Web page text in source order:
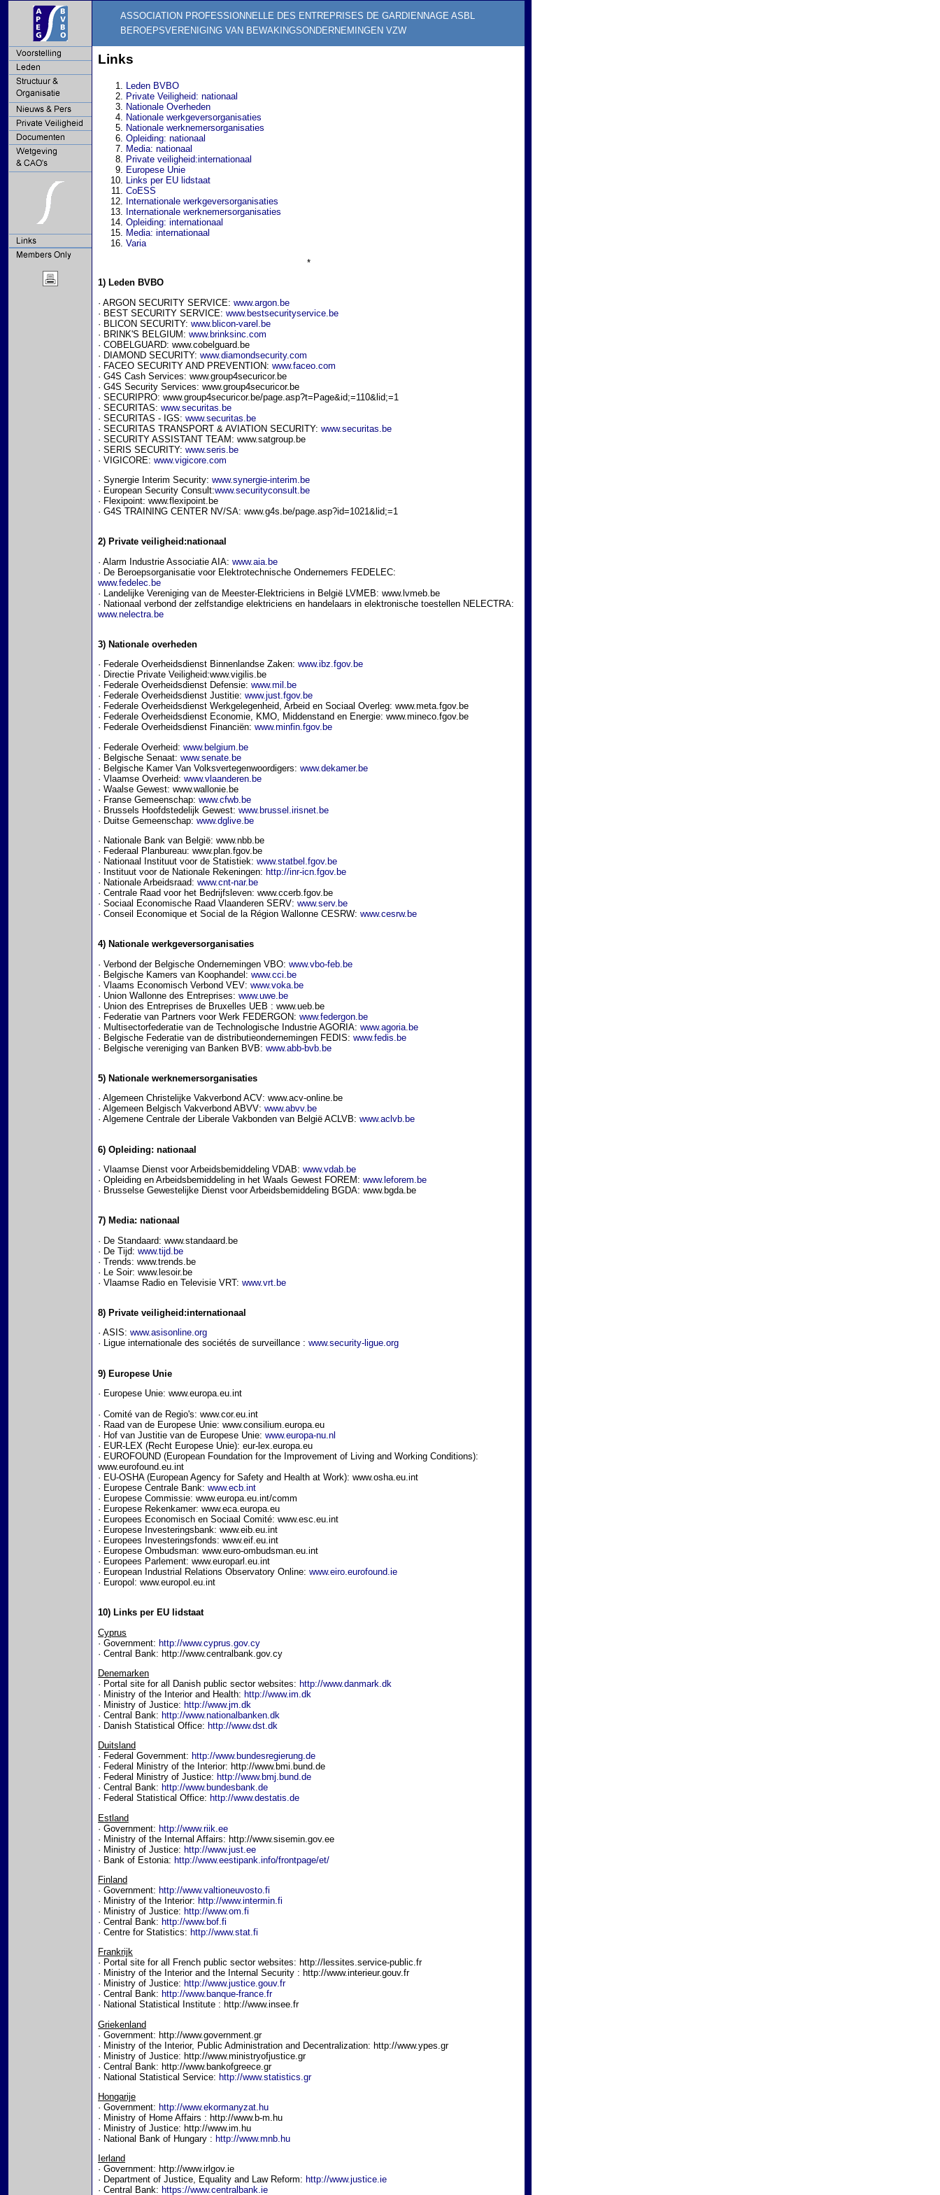
ASSOCIATION PROFESSIONNELLE DES ENTREPRISES DE GARDIENNAGE ASBL
BEROEPSVERENIGING VAN BEWAKINGSONDERNEMINGEN VZW
Links
Leden BVBO
Private Veiligheid: nationaal
Nationale Overheden
Nationale werkgeversorganisaties
Nationale werknemersorganisaties
Opleiding: nationaal
Media: nationaal
Private veiligheid:internationaal
Europese Unie
Links per EU lidstaat
CoESS
Internationale werkgeversorganisaties
Internationale werknemersorganisaties
Opleiding: internationaal
Media: internationaal
Varia
*
1) Leden BVBO
· ARGON SECURITY SERVICE: www.argon.be
· BEST SECURITY SERVICE: www.bestsecurityservice.be
· BLICON SECURITY: www.blicon-varel.be
· BRINK'S BELGIUM: www.brinksinc.com
· COBELGUARD: www.cobelguard.be
· DIAMOND SECURITY: www.diamondsecurity.com
· FACEO SECURITY AND PREVENTION: www.faceo.com
· G4S Cash Services: www.group4securicor.be
· G4S Security Services: www.group4securicor.be
· SECURIPRO: www.group4securicor.be/page.asp?t=Page&id;=110&lid;=1
· SECURITAS: www.securitas.be
· SECURITAS - IGS: www.securitas.be
· SECURITAS TRANSPORT & AVIATION SECURITY: www.securitas.be
· SECURITY ASSISTANT TEAM: www.satgroup.be
· SERIS SECURITY: www.seris.be
· VIGICORE: www.vigicore.com
· Synergie Interim Security: www.synergie-interim.be
· European Security Consult:www.securityconsult.be
· Flexipoint: www.flexipoint.be
· G4S TRAINING CENTER NV/SA: www.g4s.be/page.asp?id=1021&lid;=1
2) Private veiligheid:nationaal
· Alarm Industrie Associatie AIA: www.aia.be
· De Beroepsorganisatie voor Elektrotechnische Ondernemers FEDELEC:
www.fedelec.be
· Landelijke Vereniging van de Meester-Elektriciens in België LVMEB: www.lvmeb.be
· Nationaal verbond der zelfstandige elektriciens en handelaars in elektronische toestellen NELECTRA:
www.nelectra.be
3) Nationale overheden
· Federale Overheidsdienst Binnenlandse Zaken: www.ibz.fgov.be
· Directie Private Veiligheid:www.vigilis.be
· Federale Overheidsdienst Defensie: www.mil.be
· Federale Overheidsdienst Justitie: www.just.fgov.be
· Federale Overheidsdienst Werkgelegenheid, Arbeid en Sociaal Overleg: www.meta.fgov.be
· Federale Overheidsdienst Economie, KMO, Middenstand en Energie: www.mineco.fgov.be
· Federale Overheidsdienst Financiën: www.minfin.fgov.be
· Federale Overheid: www.belgium.be
· Belgische Senaat: www.senate.be
· Belgische Kamer Van Volksvertegenwoordigers: www.dekamer.be
· Vlaamse Overheid: www.vlaanderen.be
· Waalse Gewest: www.wallonie.be
· Franse Gemeenschap: www.cfwb.be
· Brussels Hoofdstedelijk Gewest: www.brussel.irisnet.be
· Duitse Gemeenschap: www.dglive.be
· Nationale Bank van België: www.nbb.be
· Federaal Planbureau: www.plan.fgov.be
· Nationaal Instituut voor de Statistiek: www.statbel.fgov.be
· Instituut voor de Nationale Rekeningen: http://inr-icn.fgov.be
· Nationale Arbeidsraad: www.cnt-nar.be
· Centrale Raad voor het Bedrijfsleven: www.ccerb.fgov.be
· Sociaal Economische Raad Vlaanderen SERV: www.serv.be
· Conseil Economique et Social de la Région Wallonne CESRW: www.cesrw.be
4) Nationale werkgeversorganisaties
· Verbond der Belgische Ondernemingen VBO: www.vbo-feb.be
· Belgische Kamers van Koophandel: www.cci.be
· Vlaams Economisch Verbond VEV: www.voka.be
· Union Wallonne des Entreprises: www.uwe.be
· Union des Entreprises de Bruxelles UEB : www.ueb.be
· Federatie van Partners voor Werk FEDERGON: www.federgon.be
· Multisectorfederatie van de Technologische Industrie AGORIA: www.agoria.be
· Belgische Federatie van de distributieondernemingen FEDIS: www.fedis.be
· Belgische vereniging van Banken BVB: www.abb-bvb.be
5) Nationale werknemersorganisaties
· Algemeen Christelijke Vakverbond ACV: www.acv-online.be
· Algemeen Belgisch Vakverbond ABVV: www.abvv.be
· Algemene Centrale der Liberale Vakbonden van België ACLVB: www.aclvb.be
6) Opleiding: nationaal
· Vlaamse Dienst voor Arbeidsbemiddeling VDAB: www.vdab.be
· Opleiding en Arbeidsbemiddeling in het Waals Gewest FOREM: www.leforem.be
· Brusselse Gewestelijke Dienst voor Arbeidsbemiddeling BGDA: www.bgda.be
7) Media: nationaal
· De Standaard: www.standaard.be
· De Tijd: www.tijd.be
· Trends: www.trends.be
· Le Soir: www.lesoir.be
· Vlaamse Radio en Televisie VRT: www.vrt.be
8) Private veiligheid:internationaal
· ASIS: www.asisonline.org
· Ligue internationale des sociétés de surveillance : www.security-ligue.org
9) Europese Unie
· Europese Unie: www.europa.eu.int
· Comité van de Regio's: www.cor.eu.int
· Raad van de Europese Unie: www.consilium.europa.eu
· Hof van Justitie van de Europese Unie: www.europa-nu.nl
· EUR-LEX (Recht Europese Unie): eur-lex.europa.eu
· EUROFOUND (European Foundation for the Improvement of Living and Working Conditions):
www.eurofound.eu.int
· EU-OSHA (European Agency for Safety and Health at Work): www.osha.eu.int
· Europese Centrale Bank: www.ecb.int
· Europese Commissie: www.europa.eu.int/comm
· Europese Rekenkamer: www.eca.europa.eu
· Europees Economisch en Sociaal Comité: www.esc.eu.int
· Europese Investeringsbank: www.eib.eu.int
· Europees Investeringsfonds: www.eif.eu.int
· Europese Ombudsman: www.euro-ombudsman.eu.int
· Europees Parlement: www.europarl.eu.int
· European Industrial Relations Observatory Online: www.eiro.eurofound.ie
· Europol: www.europol.eu.int
10) Links per EU lidstaat
Cyprus
· Government: http://www.cyprus.gov.cy
· Central Bank: http://www.centralbank.gov.cy
Denemarken
· Portal site for all Danish public sector websites: http://www.danmark.dk
· Ministry of the Interior and Health: http://www.im.dk
· Ministry of Justice: http://www.jm.dk
· Central Bank: http://www.nationalbanken.dk
· Danish Statistical Office: http://www.dst.dk
Duitsland
· Federal Government: http://www.bundesregierung.de
· Federal Ministry of the Interior: http://www.bmi.bund.de
· Federal Ministry of Justice: http://www.bmj.bund.de
· Central Bank: http://www.bundesbank.de
· Federal Statistical Office: http://www.destatis.de
Estland
· Government: http://www.riik.ee
· Ministry of the Internal Affairs: http://www.sisemin.gov.ee
· Ministry of Justice: http://www.just.ee
· Bank of Estonia: http://www.eestipank.info/frontpage/et/
Finland
· Government: http://www.valtioneuvosto.fi
· Ministry of the Interior: http://www.intermin.fi
· Ministry of Justice: http://www.om.fi
· Central Bank: http://www.bof.fi
· Centre for Statistics: http://www.stat.fi
Frankrijk
· Portal site for all French public sector websites: http://lessites.service-public.fr
· Ministry of the Interior and the Internal Security : http://www.interieur.gouv.fr
· Ministry of Justice: http://www.justice.gouv.fr
· Central Bank: http://www.banque-france.fr
· National Statistical Institute : http://www.insee.fr
Griekenland
· Government: http://www.government.gr
· Ministry of the Interior, Public Administration and Decentralization: http://www.ypes.gr
· Ministry of Justice: http://www.ministryofjustice.gr
· Central Bank: http://www.bankofgreece.gr
· National Statistical Service: http://www.statistics.gr
Hongarije
· Government: http://www.ekormanyzat.hu
· Ministry of Home Affairs : http://www.b-m.hu
· Ministry of Justice: http://www.im.hu
· National Bank of Hungary : http://www.mnb.hu
Ierland
· Government: http://www.irlgov.ie
· Department of Justice, Equality and Law Reform: http://www.justice.ie
· Central Bank: https://www.centralbank.ie